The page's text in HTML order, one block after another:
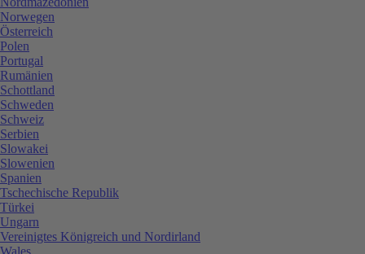
Norwegen
Österreich
Polen
Portugal
Rumänien
Schottland
Schweden
Schweiz
Serbien
Slowakei
Slowenien
Spanien
Tschechische Republik
Türkei
Ungarn
Vereinigtes Königreich und Nordirland
Wales